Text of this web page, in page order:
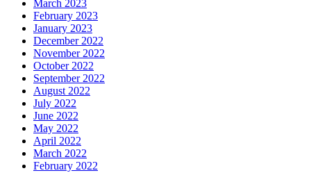
March 2023
February 2023
January 2023
December 2022
November 2022
October 2022
September 2022
August 2022
July 2022
June 2022
May 2022
April 2022
March 2022
February 2022